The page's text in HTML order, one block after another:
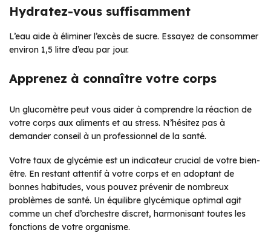
Hydratez-vous suffisamment
L’eau aide à éliminer l’excès de sucre. Essayez de consommer
environ 1,5 litre d’eau par jour.
Apprenez à connaître votre corps
Un glucomètre peut vous aider à comprendre la réaction de
votre corps aux aliments et au stress. N’hésitez pas à
demander conseil à un professionnel de la santé.
Votre taux de glycémie est un indicateur crucial de votre bien-
être. En restant attentif à votre corps et en adoptant de
bonnes habitudes, vous pouvez prévenir de nombreux
problèmes de santé. Un équilibre glycémique optimal agit
comme un chef d’orchestre discret, harmonisant toutes les
fonctions de votre organisme.